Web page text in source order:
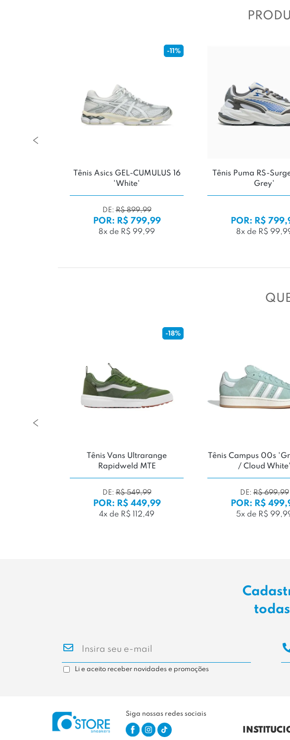
-11%
Tênis Asics GEL-CUMULUS 16
'White'
DE:R$ 899,99
POR: R$ 799,99
8x de R$ 99,99
Tênis Puma RS-
Grey'
POR: R$
8x de R$
-18%
Tênis Vans Ultrarange
Rapidweld MTE
DE:R$ 549,99
POR: R$ 449,99
4x de R$ 112,49
Tênis Campus 00s
/ Cloud White'
DE:R$ 699,99
POR: R$
5x de R$
Li e aceito receber novidades e promoções
Siga nossas redes sociais